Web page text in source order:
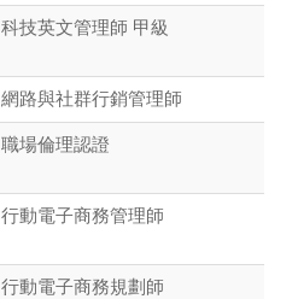
科技英文管理師 甲級
網路與社群行銷管理師
職場倫理認證
行動電子商務管理師
行動電子商務規劃師